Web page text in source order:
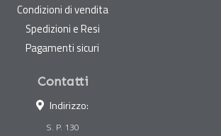
Condizioni di vendita
Spedizioni e Resi
Pagamenti sicuri
Contatti
Indirizzo:
S. P. 130